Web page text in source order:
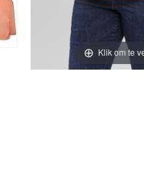
Klik om te